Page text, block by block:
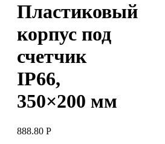
Пластиковый
корпус под
счетчик
IP66,
350×200 мм
888.80 Р